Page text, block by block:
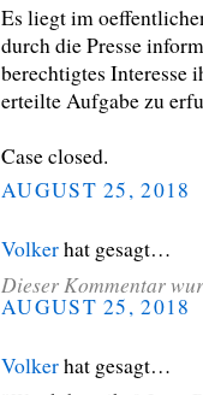
Es liegt im
durch die Presse
berechtigtes Interesse
erteilte Aufgabe zu
Case closed.
AUGUST 25, 2018
Volkerhat gesagt…
Dieser Kommentar
AUGUST 25, 2018
Volkerhat gesagt…